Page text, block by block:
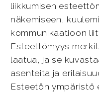
liikkumisen
näkemiseen,
kommunikaatioon
Esteettömyys
laatua, ja se
asenteita ja
Esteetön ympäristö